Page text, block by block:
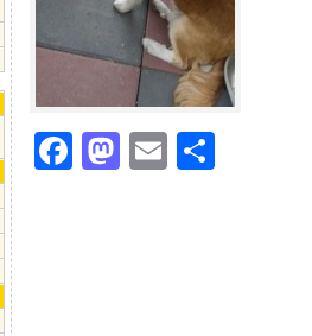
F
M
E